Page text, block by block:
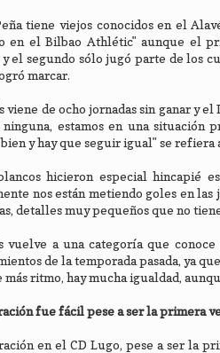
tiene viejos conocidos en el
en el Bilbao Athlétic" aunque el
el segundo sólo jugó parte de los
marcar.
viene de ocho jornadas sin ganar y
ninguna, estamos en una situación
y hay que seguir igual" se
hicieron especial hincapié
nos están metiendo goles en las
detalles muy pequeños que no
vuelve a una categoría que
de la temporada pasada, ya
ritmo, hay mucha igualdad,
fue fácil pese a ser la primera
en el CD Lugo, pese a ser la